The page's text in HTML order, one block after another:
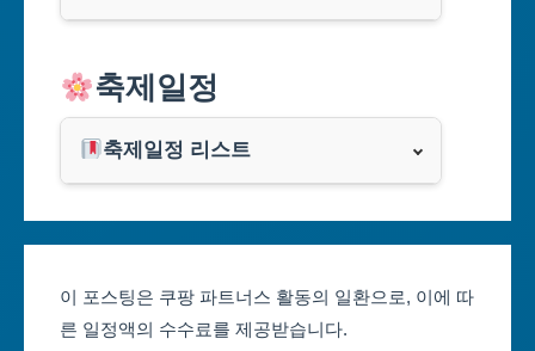
대구광역시
인천광역시
광주광역시
대전광역시
쿠팡
클룩
축제일정
축제일정 리스트
대구축제 일정
이 포스팅은 쿠팡 파트너스 활동의 일환으로, 이에 따
른 일정액의 수수료를 제공받습니다.